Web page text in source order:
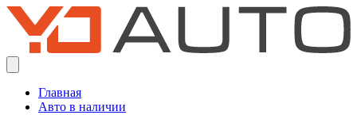
Главная
Авто в наличии